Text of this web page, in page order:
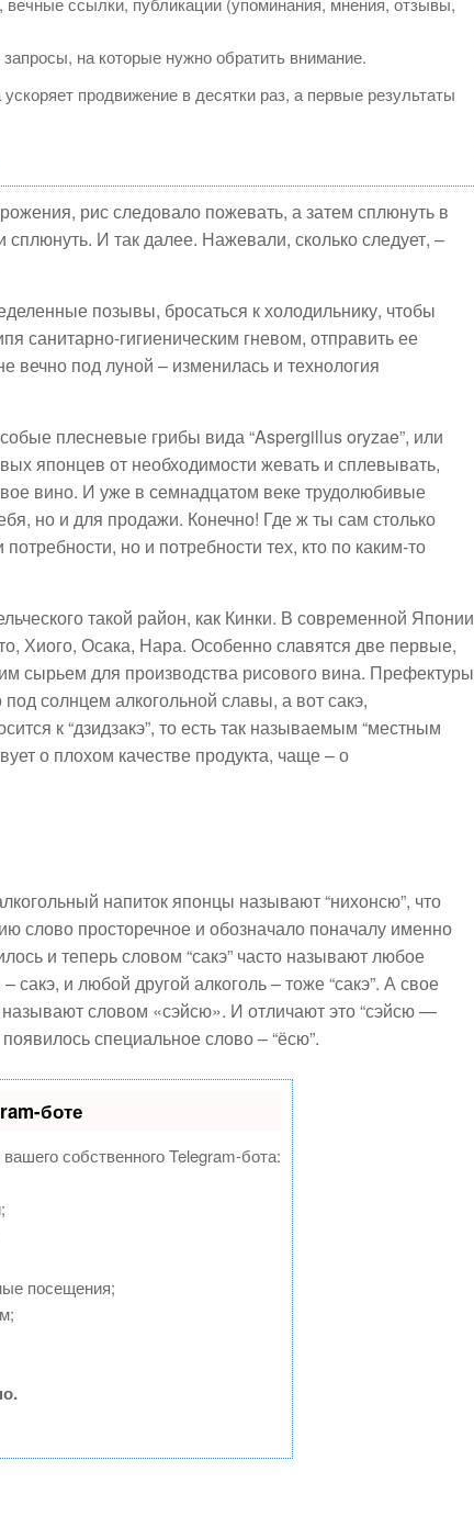
на которые нужно обратить внимание.
ускоряет продвижение в десятки раз, а первые результаты
рис следовало пожевать, а затем сплюнуть в
И так далее. Нажевали, сколько следует, –
позывы, бросаться к холодильнику, чтобы
санитарно-гигиеническим гневом, отправить ее
вечно под луной – изменилась и технология
плесневые грибы вида “Aspergillus oryzae”, или
японцев от необходимости жевать и сплевывать,
вино. И уже в семнадцатом веке трудолюбивые
но и для продажи. Конечно! Где ж ты сам столько
но и потребности тех, кто по каким-то
такой район, как Кинки. В современной Японии
Хиого, Осака, Нара. Особенно славятся две первые,
сырьем для производства рисового вина. Префектуры
солнцем алкогольной славы, а вот сакэ,
к “дзидзакэ”, то есть так называемым “местным
о плохом качестве продукта, чаще – о
напиток японцы называют “нихонсю”, что
слово просторечное и обозначало поначалу именно
и теперь словом “сакэ” часто называют любое
и любой другой алкоголь – тоже “сакэ”. А свое
словом «сэйсю». И отличают это “сэйсю —
специальное слово – “ёсю”.
боте
собственного Telegram-бота:
посещения;